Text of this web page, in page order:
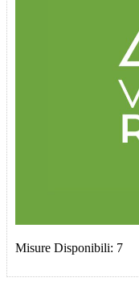
Misure Disponibili: 7